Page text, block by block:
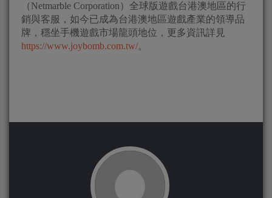
（Netmarble Corporation）全球版遊戲台港澳地區的行
銷與客服，如今已成為台港澳地區遊戲產業的領導品
牌，穩坐手機遊戲市場龍頭地位，更多資訊詳見
https://www.joybomb.com.tw/。